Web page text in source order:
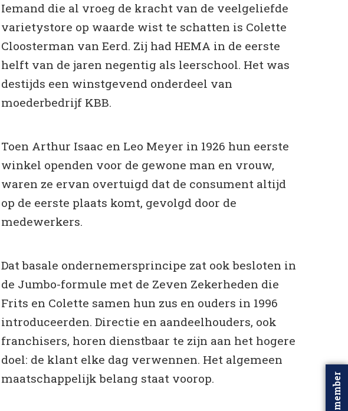
Iemand die al vroeg de kracht van de veelgeliefde
varietystore op waarde wist te schatten is Colette
Cloosterman van Eerd. Zij had HEMA in de eerste
helft van de jaren negentig als leerschool. Het was
destijds een winstgevend onderdeel van
moederbedrijf KBB.
Toen Arthur Isaac en Leo Meyer in 1926 hun eerste
winkel openden voor de gewone man en vrouw,
waren ze ervan overtuigd dat de consument altijd
op de eerste plaats komt, gevolgd door de
medewerkers.
Dat basale ondernemersprincipe zat ook besloten in
de Jumbo-formule met de Zeven Zekerheden die
Frits en Colette samen hun zus en ouders in 1996
introduceerden. Directie en aandeelhouders, ook
franchisers, horen dienstbaar te zijn aan het hogere
doel: de klant elke dag verwennen. Het algemeen
maatschappelijk belang staat voorop.